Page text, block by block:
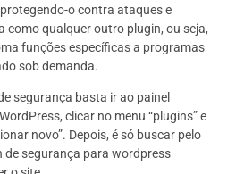
o contra ataques e
como qualquer outro plugin, ou seja,
funções específicas a programas
sob demanda.
segurança basta ir ao painel
clicar no menu “plugins” e
novo”. Depois, é só buscar pelo
de segurança para wordpress